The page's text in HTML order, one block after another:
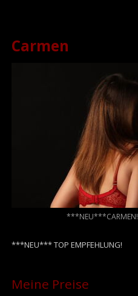
Carmen
***NEU***CARMEN!
***NEU*** TOP EMPFEHLUNG!
Meine Preise